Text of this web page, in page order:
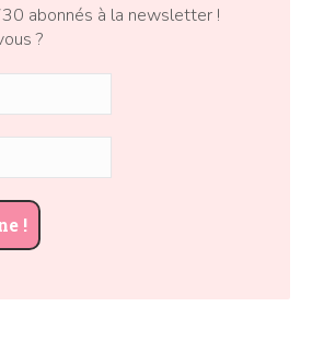
abonnés à la newsletter !
?